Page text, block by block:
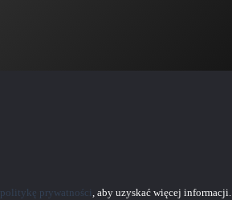
politykę prywatności, aby uzyskać więcej informacji.